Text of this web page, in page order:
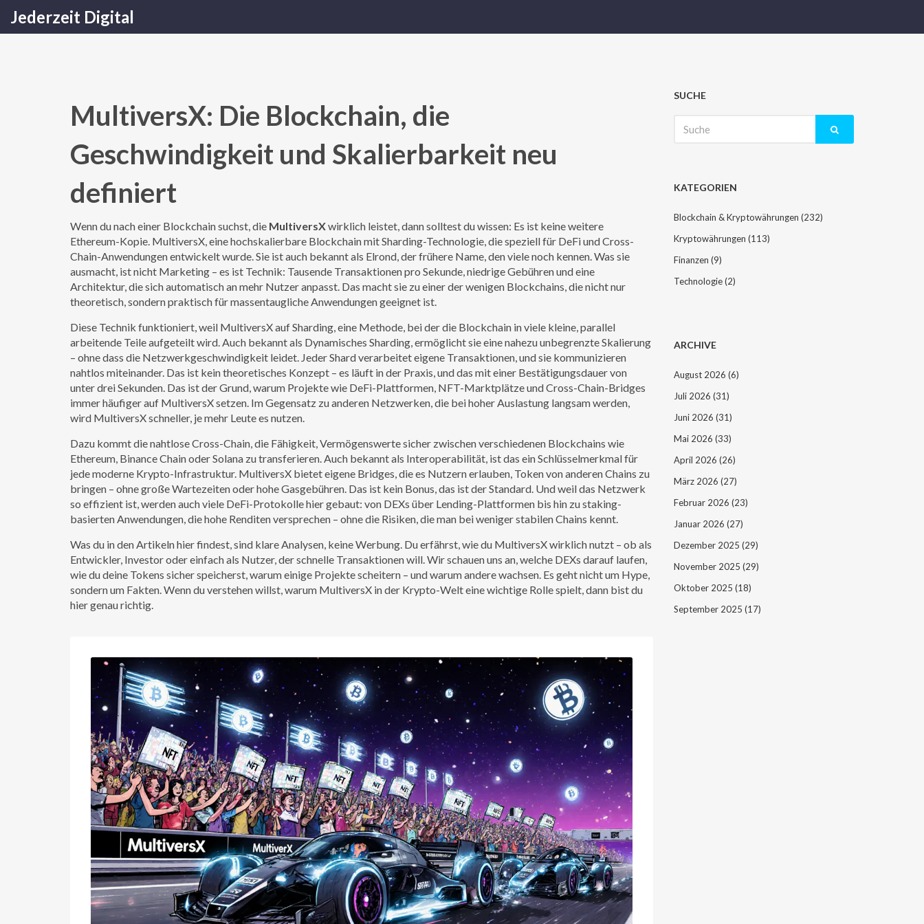
Jederzeit Digital
MultiversX: Die Blockchain, die
Geschwindigkeit und Skalierbarkeit neu
definiert
Wenn du nach einer Blockchain suchst, die MultiversXwirklich leistet, dann solltest du wissen: Es ist keine weitere
Ethereum-Kopie. MultiversX,eine hochskalierbare Blockchain mit Sharding-Technologie, die speziell für DeFi und Cross-
Chain-Anwendungen entwickelt wurde. Sie ist auch bekannt als Elrond, der frühere Name, den viele noch kennen. Was sie
ausmacht, ist nicht Marketing – es ist Technik: Tausende Transaktionen pro Sekunde, niedrige Gebühren und eine
Architektur, die sich automatisch an mehr Nutzer anpasst. Das macht sie zu einer der wenigen Blockchains, die nicht nur
theoretisch, sondern praktisch für massentaugliche Anwendungen geeignet ist.
Diese Technik funktioniert, weil MultiversX aufSharding,eine Methode, bei der die Blockchain in viele kleine, parallel
arbeitende Teile aufgeteilt wird. Auch bekannt als Dynamisches Sharding, ermöglicht sie eine nahezu unbegrenzte Skalierung
– ohne dass die Netzwerkgeschwindigkeit leidet. Jeder Shard verarbeitet eigene Transaktionen, und sie kommunizieren
nahtlos miteinander. Das ist kein theoretisches Konzept – es läuft in der Praxis, und das mit einer Bestätigungsdauer von
unter drei Sekunden. Das ist der Grund, warum Projekte wie DeFi-Plattformen, NFT-Marktplätze und Cross-Chain-Bridges
immer häufiger auf MultiversX setzen. Im Gegensatz zu anderen Netzwerken, die bei hoher Auslastung langsam werden,
wird MultiversX schneller, je mehr Leute es nutzen.
Dazu kommt die nahtloseCross-Chain,die Fähigkeit, Vermögenswerte sicher zwischen verschiedenen Blockchains wie
Ethereum, Binance Chain oder Solana zu transferieren. Auch bekannt als Interoperabilität, ist das ein Schlüsselmerkmal für
jede moderne Krypto-Infrastruktur. MultiversX bietet eigene Bridges, die es Nutzern erlauben, Token von anderen Chains zu
bringen – ohne große Wartezeiten oder hohe Gasgebühren. Das ist kein Bonus, das ist der Standard. Und weil das Netzwerk
so effizient ist, werden auch viele DeFi-Protokolle hier gebaut: von DEXs über Lending-Plattformen bis hin zu staking-
basierten Anwendungen, die hohe Renditen versprechen – ohne die Risiken, die man bei weniger stabilen Chains kennt.
Was du in den Artikeln hier findest, sind klare Analysen, keine Werbung. Du erfährst, wie du MultiversX wirklich nutzt – ob als
Entwickler, Investor oder einfach als Nutzer, der schnelle Transaktionen will. Wir schauen uns an, welche DEXs darauf laufen,
wie du deine Tokens sicher speicherst, warum einige Projekte scheitern – und warum andere wachsen. Es geht nicht um Hype,
sondern um Fakten. Wenn du verstehen willst, warum MultiversX in der Krypto-Welt eine wichtige Rolle spielt, dann bist du
hier genau richtig.
SUCHE
nach:
KATEGORIEN
Blockchain & Kryptowährungen (232)
Kryptowährungen (113)
Finanzen (9)
Technologie(2)
ARCHIVE
August 2026 (6)
Juli 2026 (31)
Juni 2026 (31)
Mai 2026 (33)
April 2026 (26)
März 2026 (27)
Februar 2026 (23)
Januar 2026 (27)
Dezember 2025 (29)
November 2025 (29)
Oktober 2025 (18)
September 2025 (17)